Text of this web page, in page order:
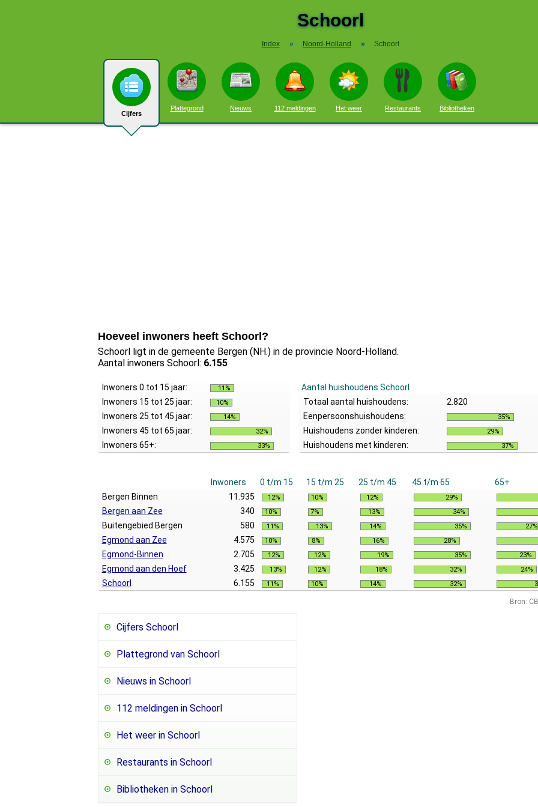
Schoorl
Index » Noord-Holland » Schoorl
Cijfers
Plattegrond Nieuws 112 meldingen Het weer Restaurants Bibliotheken
Hoeveel inwoners heeft Schoorl?
Schoorl ligt in de gemeente Bergen (NH.) in de provincie Noord-Holland.
Aantal inwoners Schoorl: 6.155
Inwoners 0 tot 15 jaar: 11%
Inwoners 15 tot 25 jaar: 10%
Inwoners 25 tot 45 jaar: 14%
Inwoners 45 tot 65 jaar: 32%
Inwoners 65+: 33%
Aantal huishoudens Schoorl
Totaal aantal huishoudens:
2.820
Eenpersoonshuishoudens:
35%
Huishoudens zonder kinderen: 29%
Huishoudens met kinderen: 37%
Inwoners 0 t/m 15 15 t/m 25 25 t/m 45 45 t/m 65
65+
Bergen Binnen
11.935 12% 10% 12% 29%
Bergen aan Zee 340 10% 7% 13% 34%
Buitengebied Bergen 580 11% 13% 14% 35% 27%
Egmond aan Zee 4.575 10% 8% 16% 28%
Egmond-Binnen 2.705 12% 12% 19% 35% 23%
Egmond aan den Hoef 3.425 13% 12% 18% 32% 24%
Schoorl 6.155 11% 10% 14% 32%
Bron:
Cijfers Schoorl
Plattegrond van Schoorl
Nieuws in Schoorl
112 meldingen in Schoorl
Het weer in Schoorl
Restaurants in Schoorl
Bibliotheken in Schoorl